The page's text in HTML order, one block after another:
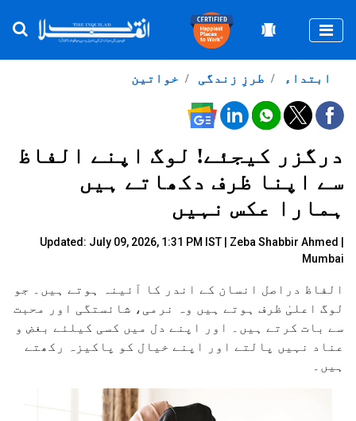
خواتین طرزِ زندگی ابتداء
درگزر کیجئے! لوگ اپنے الفاظ
سے اپنا ظرف دکھاتے ہیں
ہمارا عکس نہیں
Updated: July 09, 2026, 1:31 PM IST | Zeba Shabbir Ahmed |
Mumbai
الفاظ دراصل انسان کے اندر کا آئینہ ہوتے ہیں۔ جو
لوگ اعلیٰ ظرف ہوتے ہیں وہ نرمی، شائستگی اور محبت
سے بات کرتے ہیں۔ اور اپنے دل میں کسی کیلئے بغض و
عناد نہیں پالتے اور اپنے خیال کو پاکیزہ رکھتے
ہیں۔